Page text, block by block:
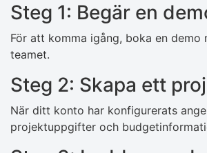
Steg 1: Begär en
För att komma igång, boka en demo
teamet.
Steg 2: Skapa ett
När ditt konto har konfigurerats
projektuppgifter och